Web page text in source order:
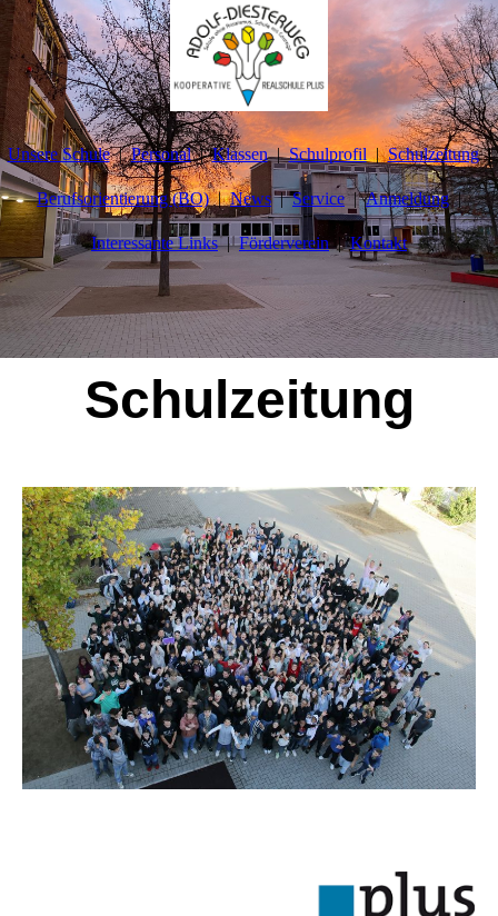
Unsere Schule Personal Klassen Schulprofil Schulzeitung
Berufsorientierung (BO) News Service Anmeldung
Interessante Links Förderverein Kontakt
Schulzeitung